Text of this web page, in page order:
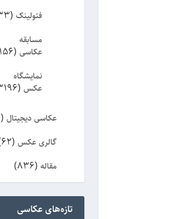
فتولینک(1333)
مسابقه
عکاسی(2156)
نمایشگاه
عکس(3196)
عکاسی دیجیتال(1687)
گالری عکس(62)
مقاله(836)
تازه‌های عکاسی